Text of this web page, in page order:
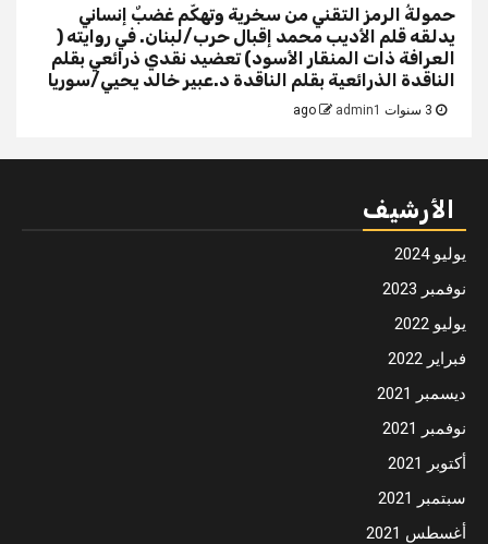
حمولةُ الرمز التقني من سخرية وتهكّم غضبٌ إنساني
يدلقه قلم الأديب محمد إقبال حرب/لبنان. في روايته (
العرافة ذات المنقار الأسود) تعضيد نقدي ذرائعي بقلم
الناقدة الذرائعية بقلم الناقدة د.عبير خالد يحيي/سوريا
admin1
الأرشيف
يوليو 2024
نوفمبر 2023
يوليو 2022
فبراير 2022
ديسمبر 2021
نوفمبر 2021
أكتوبر 2021
سبتمبر 2021
أغسطس 2021